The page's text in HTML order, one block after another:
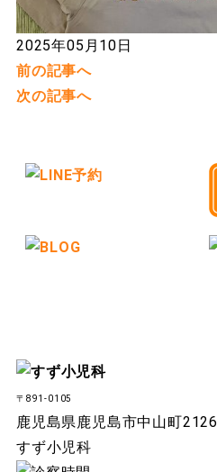
2025年05月10日
前の記事へ
次の記事へ
〒891-0105
鹿児島県鹿児島市中山町2126
すず小児科